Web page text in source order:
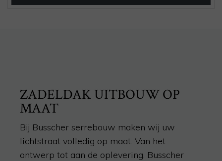
ZADELDAK UITBOUW OP
MAAT
Bij Busscher serrebouw maken wij uw
lichtstraat volledig op maat. Van het
ontwerp tot aan de oplevering. Busscher